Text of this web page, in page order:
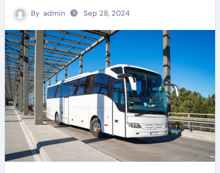
By admin Sep 28, 2024